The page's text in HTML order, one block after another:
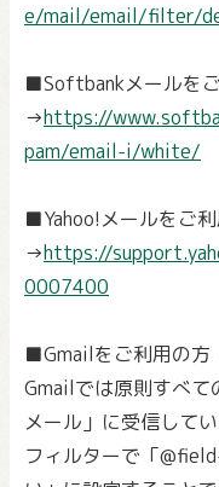
e/mail/email/filter/
■Softbankメールを
→https://
pam/email-i/white/
■Yahoo!メールをご
→https://
0007400
■Gmailをご利用の方
Gmailでは原則すべ
メール」に受信してい
フィルターで「